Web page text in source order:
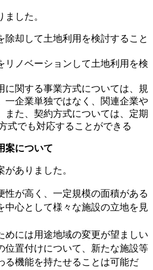
した。
除却して土地利用を検討すること
リノベーションして土地利用を検
に関する事業方式については、規
一企業単独ではなく、関連企業や
また、契約方式については、定期
式でも対応することができる
案について
ありました。
性が高く、一定規模の面積がある
中心として様々な施設の立地を見
めには用途地域の変更が望ましい
位置付けについて、新たな施設等
る機能を持たせることは可能だ